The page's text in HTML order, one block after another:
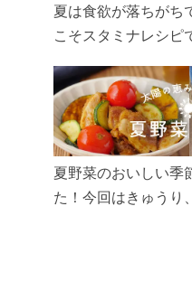
夏は食欲が落ちがち
こそスタミナレシピ
リ食べて、夏バテ
う！
夏野菜のおいしい季
た！今回はきゅうり
太陽の光をたっぷ